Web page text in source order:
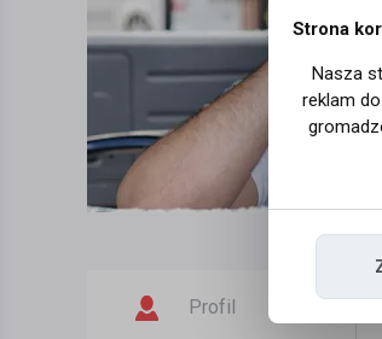
Profil
Strona
Nasza
reklam